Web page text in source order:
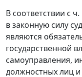
В соответствии с ч.
в законную силу
являются
государственной
самоуправления,
должностных лиц